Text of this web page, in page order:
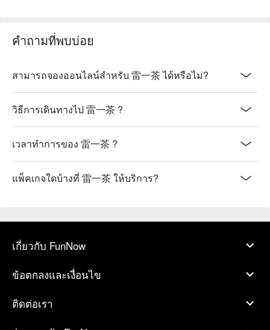
คำถามที่พบบ่อย
สามารถจองออนไลน์สำหรับ 雷一茶 ได้หรือไม่?
วิธีการเดินทางไป 雷一茶 ?
เวลาทำการของ 雷一茶 ?
แพ็คเกจใดบ้างที่ 雷一茶 ให้บริการ?
เกี่ยวกับ FunNow
ข้อตกลงและเงื่อนไข
ติดต่อเรา